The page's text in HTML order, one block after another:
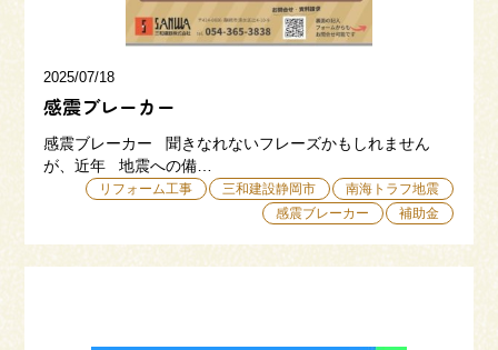
054-365-3838
2025/07/18
感震ブレーカー
感震ブレーカー 聞きなれないフレーズかもしれません
が、近年 地震への備…
リフォーム工事 三和建設静岡市
南海トラフ地震
感震ブレーカー
補助金